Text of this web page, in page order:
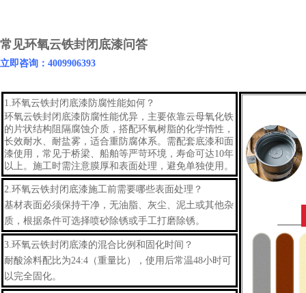
常见环氧云铁封闭底漆问答
立即咨询：4009906393
1.环氧云铁封闭底漆 防腐性能如何？
环氧云铁封闭底漆 防腐性能优异，主要依靠云母氧化铁
的片状结构阻隔腐蚀介质，搭配环氧树脂的化学惰性，
长效耐水、耐盐雾，适合重防腐体系。需配套底漆和面
漆使用，常见于桥梁、船舶等严苛环境，寿命可达10年
以上。施工时需注意膜厚和表面处理，避免单独使用。
2.环氧云铁封闭底漆施工前需要哪些表面处理？
基材表面必须保持干净，无油脂、灰尘、泥土或其他杂
质，根据条件可选择喷砂除锈或手工打磨除锈。
3.环氧云铁封闭底漆的混合比例和固化时间？
耐酸涂料配比为24:4（重量比），使用后常温48小时可
以完全固化。